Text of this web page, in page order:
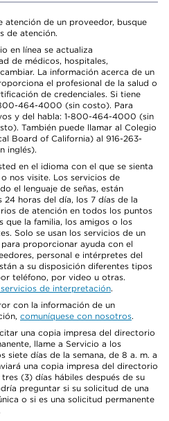
atención de un proveedor, busque
de atención.
en línea se actualiza
de médicos, hospitales,
La información acerca de un
el profesional de la salud o
de credenciales. Si tiene
464-4000 (sin costo). Para
y del habla: 1-800-464-4000 (sin
También puede llamar al Colegio
Board of California) al 916-263-
inglés).
en el idioma con el que se sienta
nos visite. Los servicios de
el lenguaje de señas, están
24 horas del día, los 7 días de la
de atención en todos los puntos
que la familia, los amigos o los
Solo se usan los servicios de un
proporcionar ayuda con el
personal e intérpretes del
a su disposición diferentes tipos
teléfono, por video u otras.
de interpretación.
con la información de un
comuníquese con nosotros.
una copia impresa del directorio
llame a Servicio a los
siete días de la semana, de 8 a. m. a
una copia impresa del directorio
(3) días hábiles después de su
preguntar si su solicitud de una
o si es una solicitud permanente